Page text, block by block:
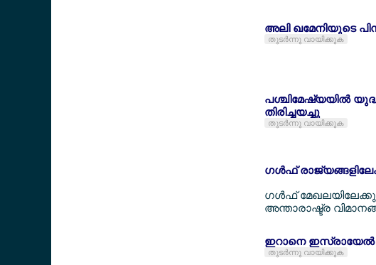
അലി ഖമേനിയുടെ
തുടര്‍ന്നു വായിക്കുക
പശ്ചിമേഷ്യയില്‍
തിരിച്ചയച്ചു
തുടര്‍ന്നു വായിക്കുക
ഗള്‍ഫ്
ഗള്‍ഫ്
അന്താരാഷ്ട്ര
ഇറാനെ ഇസ്രായേല്‍
തുടര്‍ന്നു വായിക്കുക